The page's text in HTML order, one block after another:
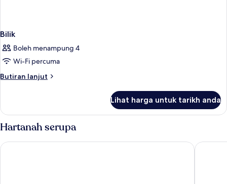
Bilik
Boleh menampung 4
Wi-Fi percuma
Butiran lanjut
Butiran
Lihat harga untuk tarikh anda
Hartanah serupa
Maxim Oradea Elite